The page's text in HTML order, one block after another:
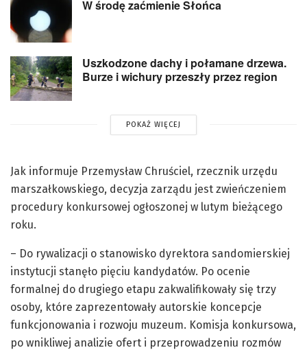
W środę zaćmienie Słońca
Uszkodzone dachy i połamane drzewa.
Burze i wichury przeszły przez region
POKAŻ WIĘCEJ
Jak informuje Przemysław Chruściel, rzecznik urzędu
marszałkowskiego, decyzja zarządu jest zwieńczeniem
procedury konkursowej ogłoszonej w lutym bieżącego
roku.
– Do rywalizacji o stanowisko dyrektora sandomierskiej
instytucji stanęło pięciu kandydatów. Po ocenie
formalnej do drugiego etapu zakwalifikowały się trzy
osoby, które zaprezentowały autorskie koncepcje
funkcjonowania i rozwoju muzeum. Komisja konkursowa,
po wnikliwej analizie ofert i przeprowadzeniu rozmów